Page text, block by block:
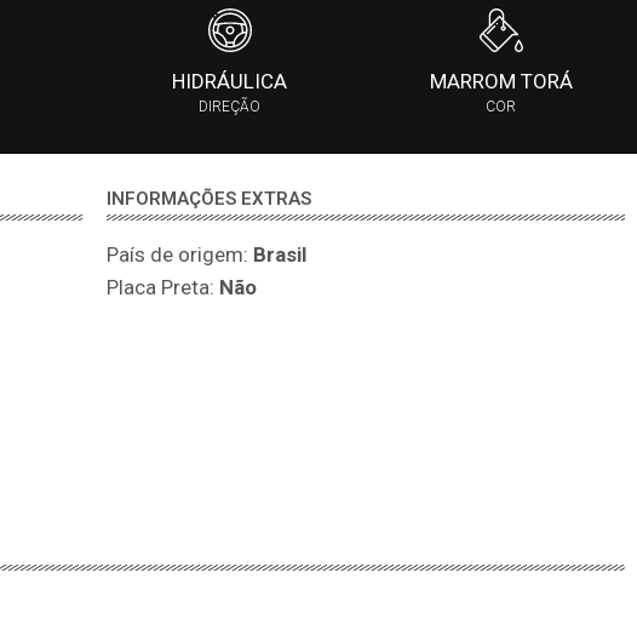
HIDRÁULICA
DIREÇÃO
MARROM TORÁ
COR
INFORMAÇÕES EXTRAS
País de origem: Brasil
Placa Preta: Não